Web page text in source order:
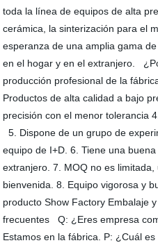
toda la línea de equipos de alta
cerámica, la sinterización para el
esperanza de una amplia gama
en el hogar y en el extranjero.
producción profesional de la
Productos de alta calidad a bajo
precisión con el menor tolerancia
5. Dispone de un grupo de
equipo de I+D. 6. Tiene una
extranjero. 7. MOQ no es
bienvenida. 8. Equipo vigorosa y
producto Show Factory Embalaje
frecuentes Q: ¿Eres empresa
Estamos en la fábrica. P: ¿Cuál